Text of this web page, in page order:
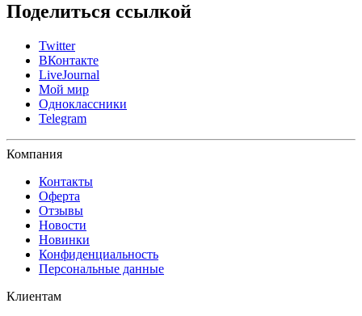
Поделиться ссылкой
Twitter
ВКонтакте
LiveJournal
Мой мир
Одноклассники
Telegram
Компания
Контакты
Оферта
Отзывы
Новости
Новинки
Конфиденциальность
Персональные данные
Клиентам